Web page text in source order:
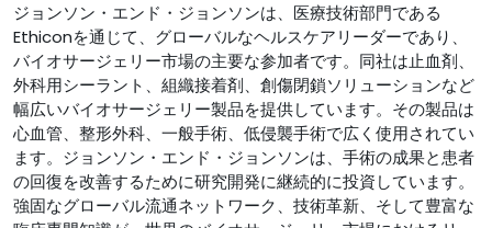
ジョンソン・エンド・ジョンソンは、医療技術部門である
Ethiconを通じて、グローバルなヘルスケアリーダーであり、
バイオサージェリー市場の主要な参加者です。同社は止血剤、
外科用シーラント、組織接着剤、創傷閉鎖ソリューションなど
幅広いバイオサージェリー製品を提供しています。その製品は
心血管、整形外科、一般手術、低侵襲手術で広く使用されてい
ます。ジョンソン・エンド・ジョンソンは、手術の成果と患者
の回復を改善するために研究開発に継続的に投資しています。
強固なグローバル流通ネットワーク、技術革新、そして豊富な